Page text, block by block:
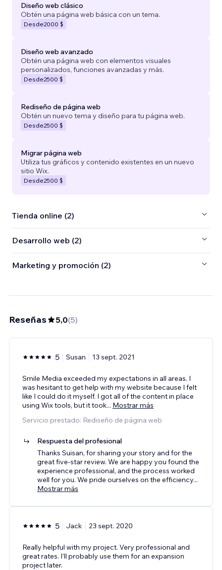
Diseño web clásico
Obtén una página web básica con un tema.
Desde2000 $
Diseño web avanzado
Obtén una página web con elementos visuales
personalizados, funciones avanzadas y más.
Desde2500 $
Rediseño de página web
Obtén un nuevo tema y diseño para tu página web.
Desde2500 $
Migrar página web
Utiliza tus gráficos y contenido existentes en un nuevo
sitio Wix.
Desde2500 $
Tienda online (2)
Desarrollo web (2)
Marketing y promoción (2)
Reseñas 5,0(5)
5 Susan 13 sept. 2021
Smile Media exceeded my expectations in all areas. I
was hesitant to get help with my website because I felt
like I could do it myself. I got all of the content in place
using Wix tools, but it took... Mostrar más
Servicio prestado: Rediseño de página web
Respuesta del profesional
Thanks Suisan, for sharing your story and for the
great five-star review. We are happy you found the
experience professional, and the process worked
well for you. We pride ourselves on the efficiency...
Mostrar más
5 Jack 23 sept. 2020
Really helpful with my project. Very professional and
great rates. I’ll probably use them for an expansion
project later.